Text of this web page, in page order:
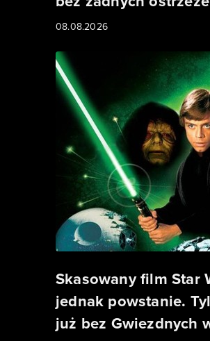
08.08.2026
Skasowany film Star
jednak powstanie.
już bez Gwiezdnych